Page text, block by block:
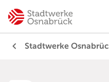
Stadtwerke